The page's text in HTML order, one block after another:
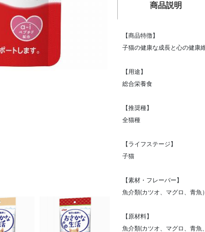
商品説明
【商品特徴】
子猫の健康な成長と心の健康
【用途】
総合栄養食
【推奨種】
全猫種
【ライフステージ】
子猫
【素材・フレーバー】
魚介類(カツオ、マグロ、青魚
【原材料】
魚介類(カツオ、マグロ、青魚